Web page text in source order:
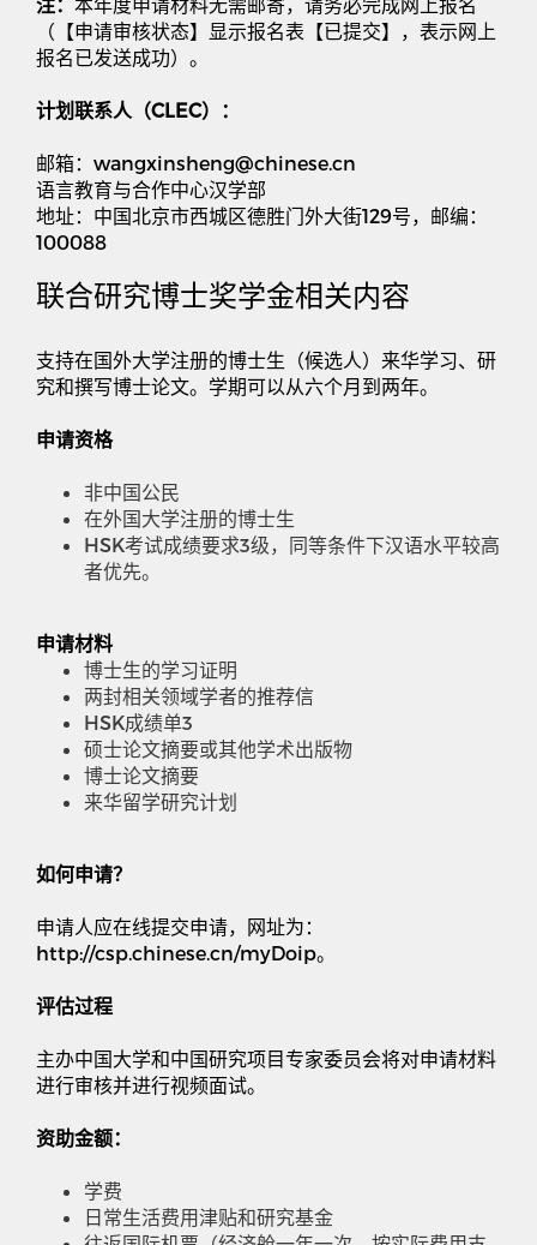
注： 本年度申请材料无需邮寄，请务必完成网上报名
（【申请审核状态】显示报名表【已提交】，表示网上
报名已发送成功）。
计划联系人（CLEC）：
邮箱： wangxinsheng@chinese.cn
语言教育与合作中心汉学部
地址：中国北京市西城区德胜门外大街129号，邮编：
100088
联合研究博士奖学金相关内容
支持在国外大学注册的博士生（候选人）来华学习、研
究和撰写博士论文。学期可以从六个月到两年。
申请资格
非中国公民
在外国大学注册的博士生
HSK考试成绩要求3级，同等条件下汉语水平较高
者优先。
申请材料
博士生的学习证明
两封相关领域学者的推荐信
HSK成绩单3
硕士论文摘要或其他学术出版物
博士论文摘要
来华留学研究计划
如何申请？
申请人应在线提交申请，网址为：
http://csp.chinese.cn/myDoip。
评估过程
主办中国大学和中国研究项目专家委员会将对申请材料
进行审核并进行视频面试。
资助金额：
学费
日常生活费用津贴和研究基金